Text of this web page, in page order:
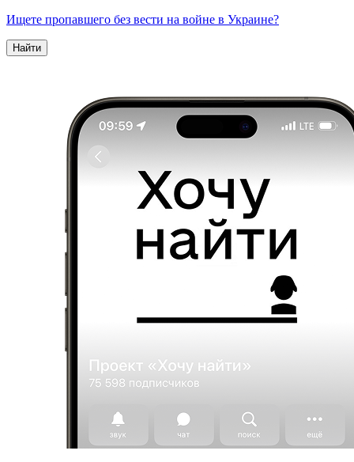
Ищете пропавшего без вести на войне в Украине?
Найти